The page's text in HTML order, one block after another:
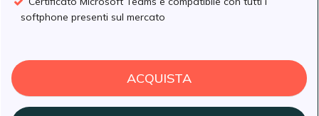
softphone presenti sul mercato
ACQUISTA